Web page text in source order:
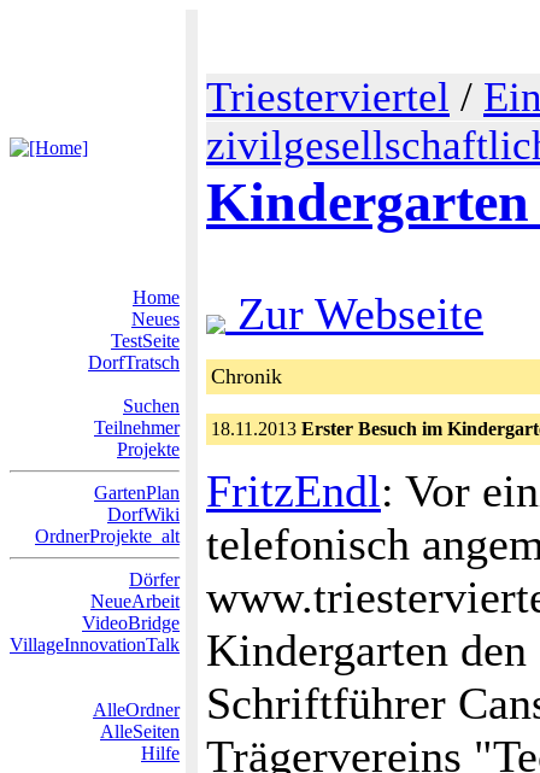
Triesterviertel /
Kindergarten
Home
Neues
TestSeite
DorfTratsch
Suchen
Teilnehmer
Projekte
GartenPlan
DorfWiki
OrdnerProjekte_alt
Dörfer
NeueArbeit
VideoBridge
VillageInnovationTalk
AlleOrdner
AlleSeiten
Hilfe
Zur Webseite
Chronik
18.11.2013 Erster Besuch im
FritzEndl: Vor
telefonisch
Kindergarten
Schriftführer
Trägervereins